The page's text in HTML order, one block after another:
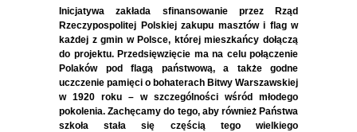
Inicjatywa zakłada sfinansowanie przez Rząd
Rzeczypospolitej Polskiej zakupu masztów i flag w
każdej z gmin w Polsce, której mieszkańcy dołączą
do projektu. Przedsięwzięcie ma na celu połączenie
Polaków pod flagą państwową, a także godne
uczczenie pamięci o bohaterach Bitwy Warszawskiej
w 1920 roku – w szczególności wśród młodego
pokolenia. Zachęcamy do tego, aby również Państwa
szkoła stała się częścią tego wielkiego